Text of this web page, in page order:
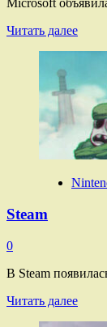
Microsoft
Читать далее
Steam
0
В Steam
Читать далее